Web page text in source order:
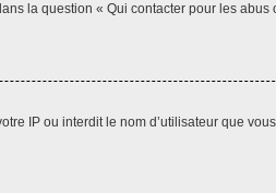
la question « Qui contacter pour les
IP ou interdit le nom d’utilisateur que